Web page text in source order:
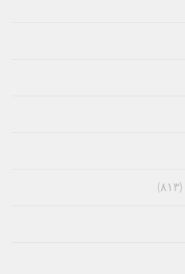
(۸۱۳)